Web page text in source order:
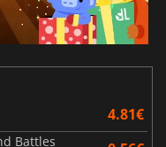
4.81€
Battles